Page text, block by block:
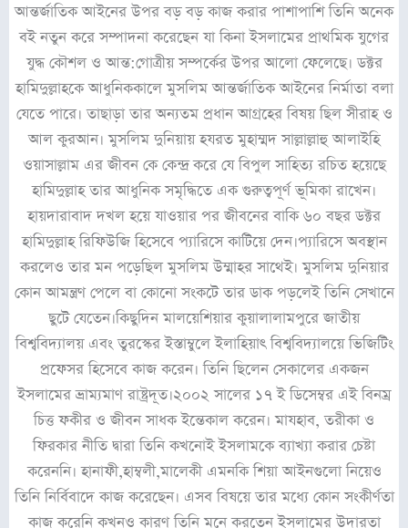
আন্তর্জাতিক আইনের উপর বড় বড় কাজ করার পাশাপাশি তিনি অনেক
বই নতুন করে সম্পাদনা করেছেন যা কিনা ইসলামের প্রাথমিক যুগের
যুদ্ধ কৌশল ও আন্ত:গোত্রীয় সম্পর্কের উপর আলো ফেলেছে। ডক্টর
হামিদুল্লাহকে আধুনিককালে মুসলিম আন্তর্জাতিক আইনের নির্মাতা বলা
যেতে পারে। তাছাড়া তার অন্যতম প্রধান আগ্রহের বিষয় ছিল সীরাহ ও
আল কুরআন। মুসলিম দুনিয়ায় হযরত মুহাম্মদ সাল্লাল্লাহু আলাইহি
ওয়াসাল্লাম এর জীবন কে কেন্দ্র করে যে বিপুল সাহিত্য রচিত হয়েছে
হামিদুল্লাহ তার আধুনিক সমৃদ্ধিতে এক গুরুত্বপূর্ণ ভূমিকা রাখেন।
হায়দারাবাদ দখল হয়ে যাওয়ার পর জীবনের বাকি ৬০ বছর ডক্টর
হামিদুল্লাহ রিফিউজি হিসেবে প্যারিসে কাটিয়ে দেন।প্যারিসে অবস্থান
করলেও তার মন পড়েছিল মুসলিম উম্মাহর সাথেই। মুসলিম দুনিয়ার
কোন আমন্ত্রণ পেলে বা কোনো সংকটে তার ডাক পড়লেই তিনি সেখানে
ছুটে যেতেন।কিছুদিন মালয়েশিয়ার কুয়ালালামপুরে জাতীয়
বিশ্ববিদ্যালয় এবং তুরস্কের ইস্তাম্বুলে ইলাহিয়াৎ বিশ্ববিদ্যালয়ে ভিজিটিং
প্রফেসর হিসেবে কাজ করেন। তিনি ছিলেন সেকালের একজন
ইসলামের ভ্রাম্যমাণ রাষ্ট্রদূত।২০০২ সালের ১৭ ই ডিসেম্বর এই বিনম্র
চিত্ত ফকীর ও জীবন সাধক ইন্তেকাল করেন। মাযহাব, তরীকা ও
ফিরকার নীতি দ্বারা তিনি কখনোই ইসলামকে ব্যাখ্যা করার চেষ্টা
করেননি। হানাফী,হাম্বলী,মালেকী এমনকি শিয়া আইনগুলো নিয়েও
তিনি নির্বিবাদে কাজ করেছেন। এসব বিষয়ে তার মধ্যে কোন সংকীর্ণতা
কাজ করেনি কখনও কারণ তিনি মনে করতেন ইসলামের উদারতা